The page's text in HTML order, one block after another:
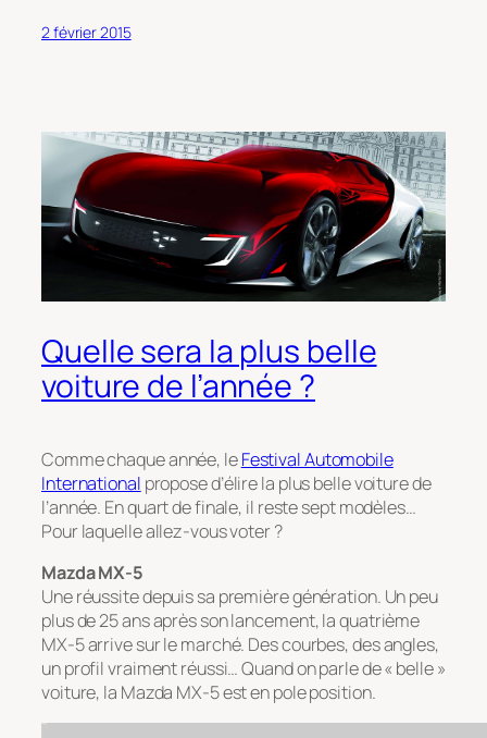
2 février 2015
Quelle sera la plus belle
voiture de l’année ?
Comme chaque année, leFestival Automobile
International propose d’élire la plus belle voiture de
l’année. En quart de finale, il reste sept modèles…
Pour laquelle allez-vous voter ?
Mazda MX-5
Une réussite depuis sa première génération. Un peu
plus de 25 ans après son lancement, la quatrième
MX-5 arrive sur le marché. Des courbes, des angles,
un profil vraiment réussi… Quand on parle de « belle »
voiture, la Mazda MX-5 est en pole position.